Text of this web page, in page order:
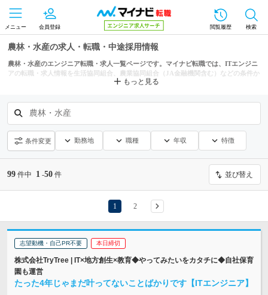
メニュー 会員登録 閲覧履歴 検索
農林・水産の求人・転職・中途採用情報
農林・水産のエンジニア転職・求人一覧ページです。マイナビ転職では、ITエンジニ
アの転職・求人情報を生活協同組合、農業協同組合（JA金融機関含む）などの条件か
もっと見る
農林・水産
条件変更 勤務地 職種 年収 特徴
99 件中 1 -50 件 並び替え
1 2
志望動機・自己PR不要 本日締切
株式会社TryTree | IT×地方創生×教育◆やってみたいをカタチに◆自社保育
園も運営
たった4年じゃまだ叶ってないことばかりです【ITエンジニア】